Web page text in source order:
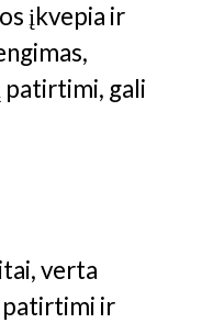
įkvepia ir
patirtimi, gali
verta
patirtimi ir